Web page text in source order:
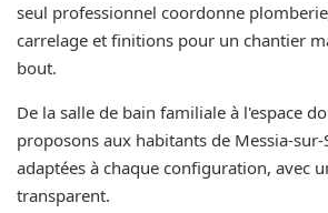
seul professionnel coordonne
carrelage et finitions pour un chantier
bout.
De la salle de bain familiale à l'espace
proposons aux habitants de Messia-
adaptées à chaque configuration, avec
transparent.